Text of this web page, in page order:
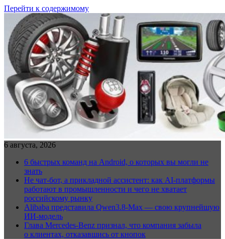
Перейти к содержимому
6 августа, 2026
6 быстрых команд на Android, о которых вы могли не
знать
Не чат-бот, а прикладной ассистент: как AI-платформы
работают в промышленности и чего не хватает
российскому рынку
Alibaba представила Qwen3.8-Max — свою крупнейшую
ИИ-модель
Глава Mercedes-Benz признал, что компания забыла
о клиентах, отказавшись от кнопок